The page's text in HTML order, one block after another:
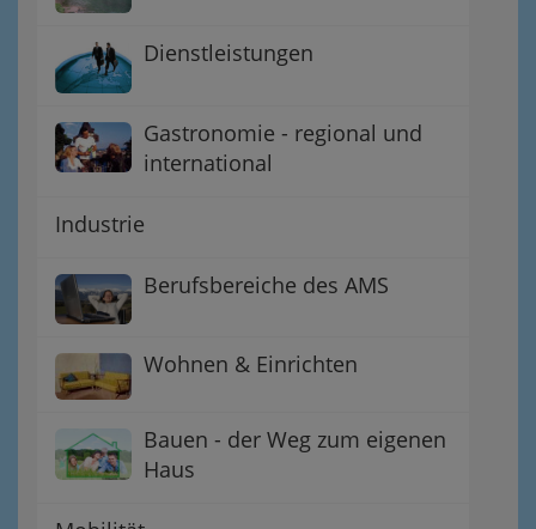
Dienstleistungen
Gastronomie - regional und
international
Industrie
Berufsbereiche des AMS
Wohnen & Einrichten
Bauen - der Weg zum eigenen
Haus